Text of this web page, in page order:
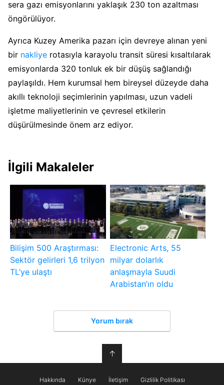
sera gazı emisyonlarını yaklaşık 230 ton azaltması
öngörülüyor.
Ayrıca Kuzey Amerika pazarı için devreye alınan yeni
bir nakliye rotasıyla karayolu transit süresi kısaltılarak
emisyonlarda 320 tonluk ek bir düşüş sağlandığı
paylaşıldı. Hem kurumsal hem bireysel düzeyde daha
akıllı teknoloji seçimlerinin yapılması, uzun vadeli
işletme maliyetlerinin ve çevresel etkilerin
düşürülmesinde önem arz ediyor.
İlgili Makaleler
Bilişim 500 Araştırması:
Sektör gelirleri 1,6 trilyon
TL’ye ulaştı
Electronic Arts, 55
milyar dolarlık
anlaşmayla Suudi
Arabistan’ın oldu
Yorum bırak
↑
Hakkında Künye İletişim Gizlilik Politikası